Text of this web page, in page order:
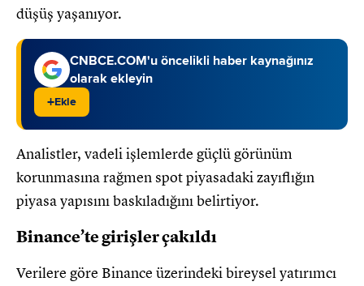
düşüş yaşanıyor.
CNBCE.COM'u öncelikli haber kaynağınız
olarak ekleyin
+Ekle
Analistler, vadeli işlemlerde güçlü görünüm
korunmasına rağmen spot piyasadaki zayıflığın
piyasa yapısını baskıladığını belirtiyor.
Binance’te girişler çakıldı
Verilere göre Binance üzerindeki bireysel yatırımcı